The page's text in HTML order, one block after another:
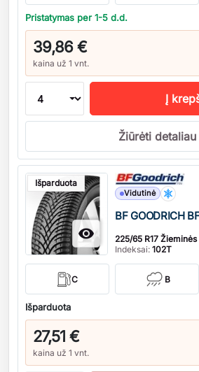
Pristatymas per 1-5 d.d.
39,86 €
kaina už 1 vnt.
Į
Žiūrėti detaliau
Išparduota

Vidutinė
225/65 R17 Žieminės
Indeksai: 102T
C B
Išparduota
27,51 €
kaina už 1 vnt.
Kiekis